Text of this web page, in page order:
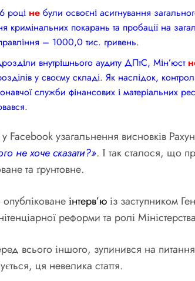
році не були освоєні асигнування
кримінальних покарань та пробації на
– 1000,0 тис. гривень.
внутрішнього аудиту ДПтС, Мін’юст
у своєму складі. Як наслідок,
служби фінансових і матеріальних
Facebook узагальнення висновків
не хоче сказати?». І так сталося, що
та ґрунтовне.
інтерв’юіз заступником
реформи та ролі
всього іншого, зупинився на
ця невелика стаття.